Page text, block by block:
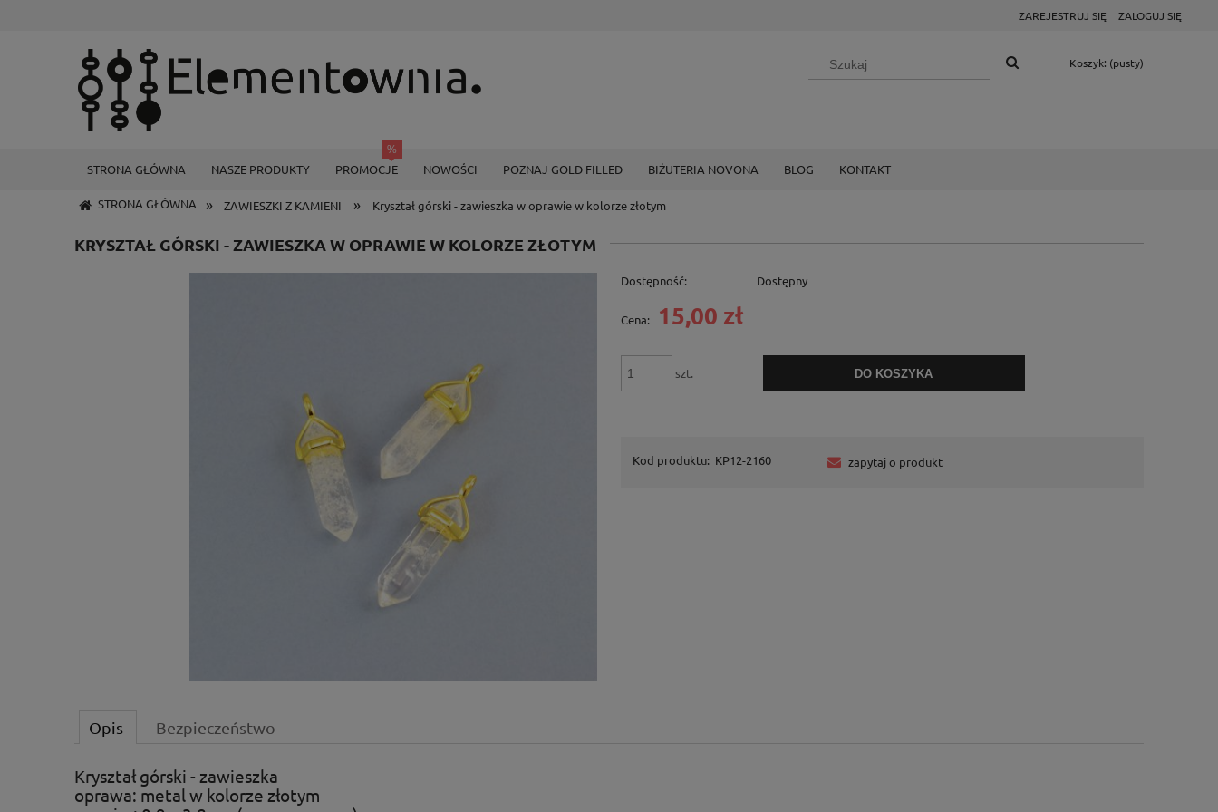
ZAREJESTRUJ SIĘ ZALOGUJ SIĘ
Koszyk: (pusty)
STRONA GŁÓWNA NASZE PRODUKTY PROMOCJE NOWOŚCI POZNAJ GOLD FILLED BIŻUTERIA NOVONA BLOG KONTAKT
STRONA GŁÓWNA » ZAWIESZKI Z KAMIENI » Kryształ górski - zawieszka w oprawie w kolorze złotym
KRYSZTAŁ GÓRSKI - ZAWIESZKA W OPRAWIE W KOLORZE ZŁOTYM
Dostępność: Dostępny
Cena: 15,00 zł
szt. DO KOSZYKA
Kod produktu: KP12-2160 zapytaj o produkt
Opis Bezpieczeństwo
Kryształ górski - zawieszka
oprawa: metal w kolorze złotym